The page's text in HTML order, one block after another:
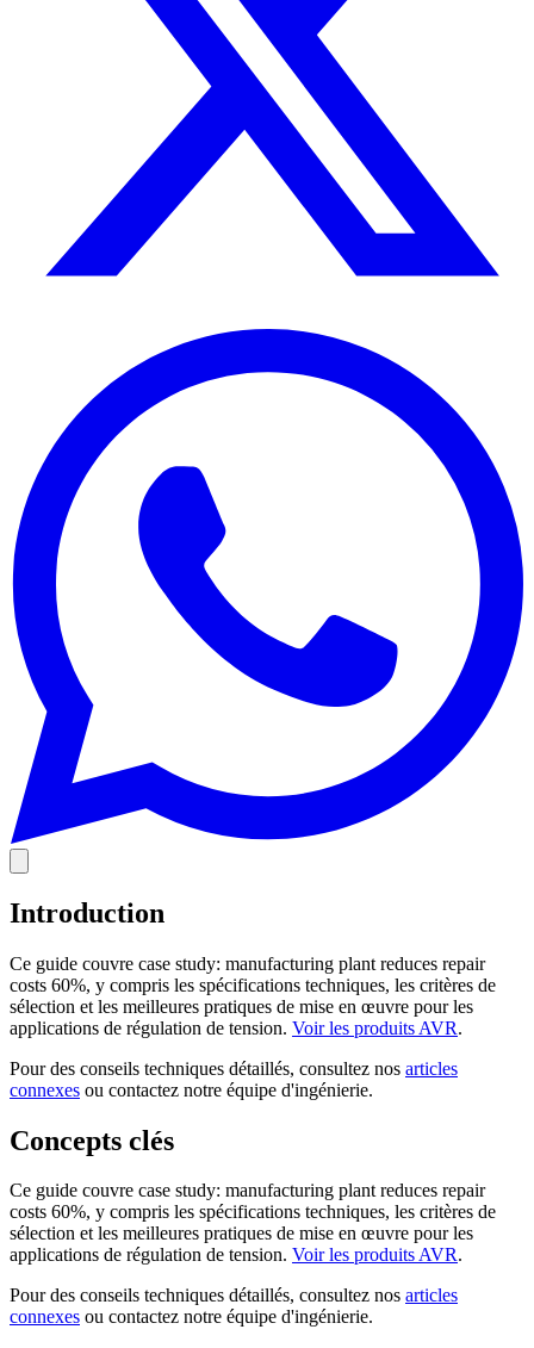
Introduction
Ce guide couvre case study: manufacturing plant reduces repair
costs 60%, y compris les spécifications techniques, les critères de
sélection et les meilleures pratiques de mise en œuvre pour les
applications de régulation de tension. Voir les produits AVR.
Pour des conseils techniques détaillés, consultez nos articles
connexes ou contactez notre équipe d'ingénierie.
Concepts clés
Ce guide couvre case study: manufacturing plant reduces repair
costs 60%, y compris les spécifications techniques, les critères de
sélection et les meilleures pratiques de mise en œuvre pour les
applications de régulation de tension. Voir les produits AVR.
Pour des conseils techniques détaillés, consultez nos articles
connexes ou contactez notre équipe d'ingénierie.